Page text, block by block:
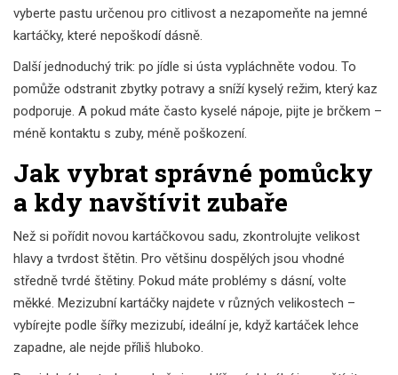
vyberte pastu určenou pro citlivost a nezapomeňte na jemné
kartáčky, které nepoškodí dásně.
Další jednoduchý trik: po jídle si ústa vypláchněte vodou. To
pomůže odstranit zbytky potravy a sníží kyselý režim, který kaz
podporuje. A pokud máte často kyselé nápoje, pijte je brčkem –
méně kontaktu s zuby, méně poškození.
Jak vybrat správné pomůcky
a kdy navštívit zubaře
Než si pořídit novou kartáčkovou sadu, zkontrolujte velikost
hlavy a tvrdost štětin. Pro většinu dospělých jsou vhodné
středně tvrdé štětiny. Pokud máte problémy s dásní, volte
měkké. Mezizubní kartáčky najdete v různých velikostech –
vybírejte podle šířky mezizubí, ideální je, když kartáček lehce
zapadne, ale nejde příliš hluboko.